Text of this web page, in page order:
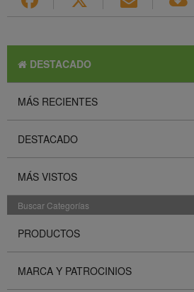
DESTACADO
MÁS RECIENTES
DESTACADO
MÁS VISTOS
Buscar Categorías
PRODUCTOS
MARCA Y PATROCINIOS